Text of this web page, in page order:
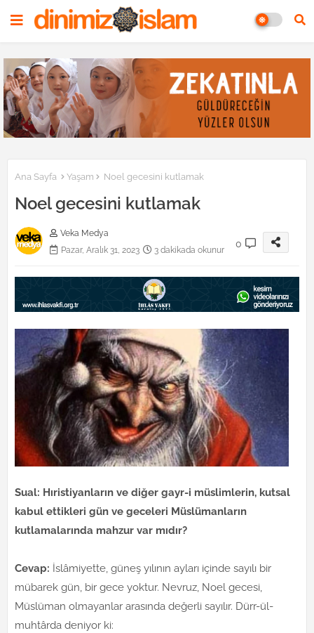
Ana Sayfa Yaşam Noel gecesini kutlamak
Noel gecesini kutlamak
Veka Medya
Pazar, Aralık 31, 2023
3 dakikada okunur
0
Sual: Hıristiyanların ve diğer gayr-i müslimlerin, kutsal
kabul ettikleri gün ve geceleri Müslümanların
kutlamalarında mahzur var mıdır?
Cevap: İslâmiyette, güneş yılının ayları içinde sayılı bir
mübarek gün, bir gece yoktur. Nevruz, Noel gecesi,
Müslüman olmayanlar arasında değerli sayılır. Dürr-ül-
muhtârda deniyor ki: